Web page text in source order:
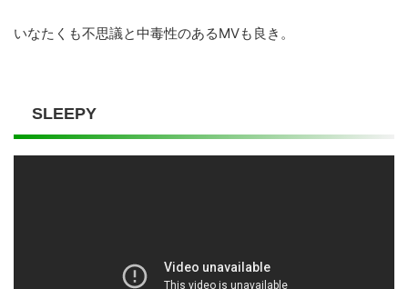
いなたくも不思議と中毒性のあるMVも良き。
SLEEPY